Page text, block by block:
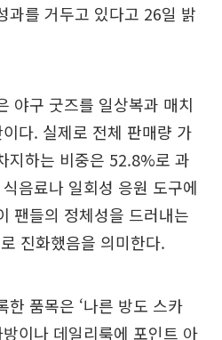
과를 거두고 있다고 26일 밝
야구 굿즈를 일상복과 매치
이다. 실제로 전체 판매량 가
지하는 비중은 52.8%로 과
음료나 일회성 응원 도구에
팬들의 정체성을 드러내는
진화했음을 의미한다.
한 품목은 ‘나른 방도 스카
이나 데일리룩에 포인트 아